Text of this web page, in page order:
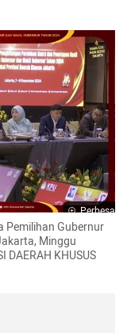
Perbesar
Pemilihan Gubernur
Minggu
KHUSUS